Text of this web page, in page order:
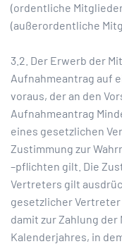
(ordentliche
(außerordentliche
3.2. Der Erwerb der
Aufnahmeantrag auf
voraus, der an den
Aufnahmeantrag
eines gesetzlichen
Zustimmung zur
–pflichten gilt. Die
Vertreters gilt
gesetzlicher
damit zur Zahlung
Kalenderjahres, in